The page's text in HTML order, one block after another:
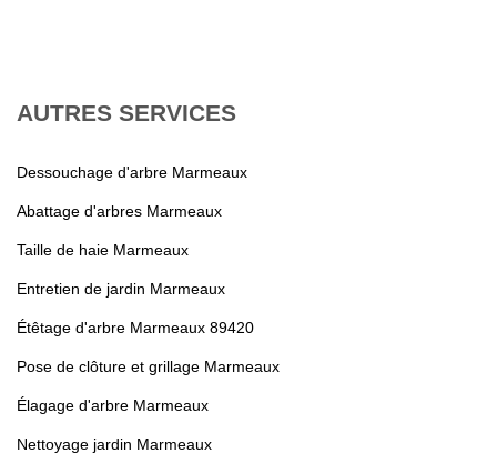
AUTRES SERVICES
Dessouchage d'arbre Marmeaux
Abattage d'arbres Marmeaux
Taille de haie Marmeaux
Entretien de jardin Marmeaux
Étêtage d'arbre Marmeaux 89420
Pose de clôture et grillage Marmeaux
Élagage d'arbre Marmeaux
Nettoyage jardin Marmeaux